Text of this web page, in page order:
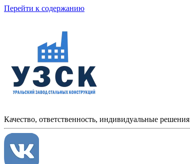
Перейти к содержанию
Качество, ответственность, индивидуальные решения